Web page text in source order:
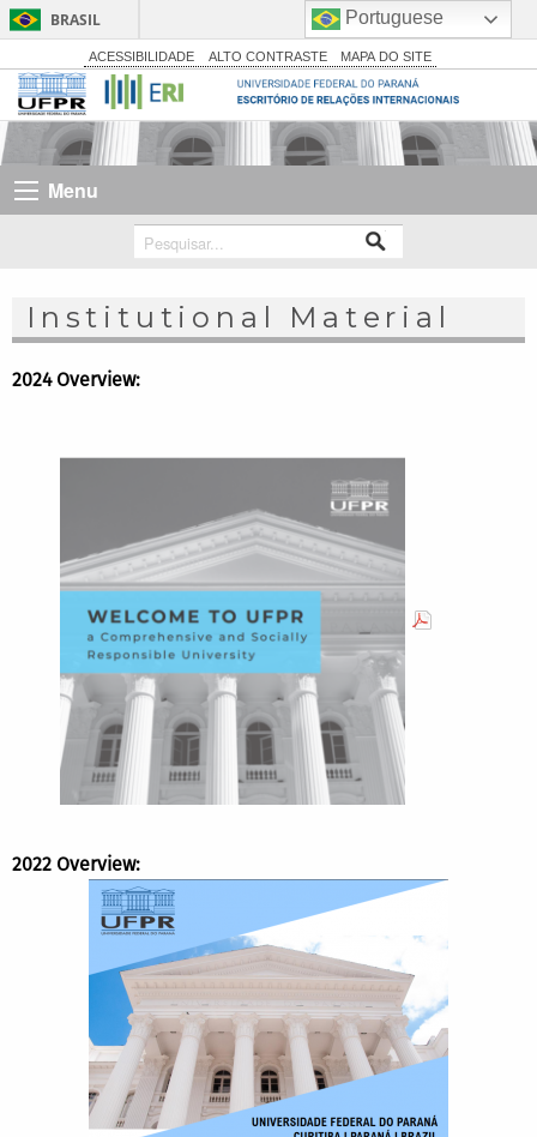
BRASIL
Simplifique!
Comunica BR
Participe
Legislação
Canais
ACESSIBILIDADE ALTO CONTRASTE MAPA DO SITE
Menu
Institutional Material
2024 Overview:
2022 Overview:
Portuguese